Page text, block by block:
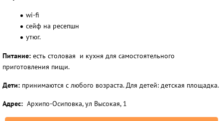
wi-fi
сейф на ресепшн
утюг.
Питание: есть столовая и кухня для самостоятельного
приготовления пищи.
Дети: принимаются с любого возраста. Для детей: детская площадка.
Адрес: Архипо-Осиповка, ул Высокая, 1